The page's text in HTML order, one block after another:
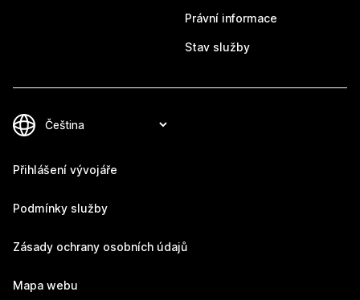
Právní informace
Stav služby
Přihlášení vývojáře
Podmínky služby
Zásady ochrany osobních údajů
Mapa webu